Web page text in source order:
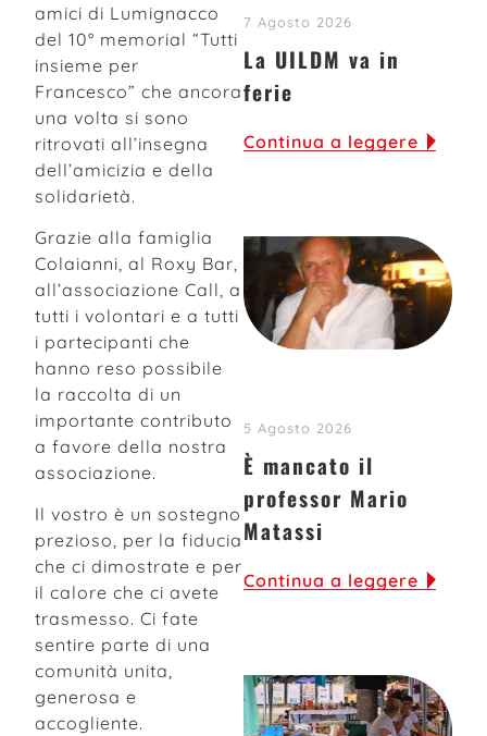
amici di Lumignacco
del 10° memorial “Tutti
insieme per
Francesco” che ancora
una volta si sono
ritrovati all’insegna
dell’amicizia e della
solidarietà.
Grazie alla famiglia
Colaianni, al Roxy Bar,
all’associazione Call, a
tutti i volontari e a tutti
i partecipanti che
hanno reso possibile
la raccolta di un
importante contributo
a favore della nostra
associazione.
Il vostro è un sostegno
prezioso, per la fiducia
che ci dimostrate e per
il calore che ci avete
trasmesso. Ci fate
sentire parte di una
comunità unita,
generosa e
accogliente.
7 Agosto 2026
La UILDM va in
ferie
Continua a leggere
5 Agosto 2026
È mancato il
professor Mario
Matassi
Continua a leggere